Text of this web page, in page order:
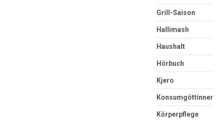
Grill-Saison
Hallimash
Haushalt
Hörbuch
Kjero
Konsumgöttinnen
Körperpflege